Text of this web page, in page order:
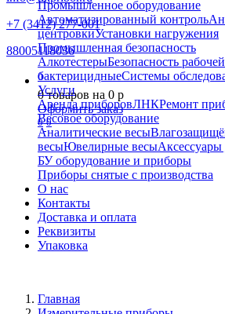
+7 (3412) 277-001
88005118036
0
0 товаров на 0 p
Оформить заказ
0 0
Промышленное оборудование
Автоматизированный контроль
центровкиУстановки нагружения
Промышленная безопасность
АлкотестерыБезопасность
бактерицидныеСистемы
Услуги
Аренда приборовЛНКРемонт
Весовое оборудование
Аналитические весы
весыЮвелирные весыАксессуары
БУ оборудование и приборы
Приборы снятые с производства
О нас
Контакты
Доставка и оплата
Реквизиты
Упаковка
Главная